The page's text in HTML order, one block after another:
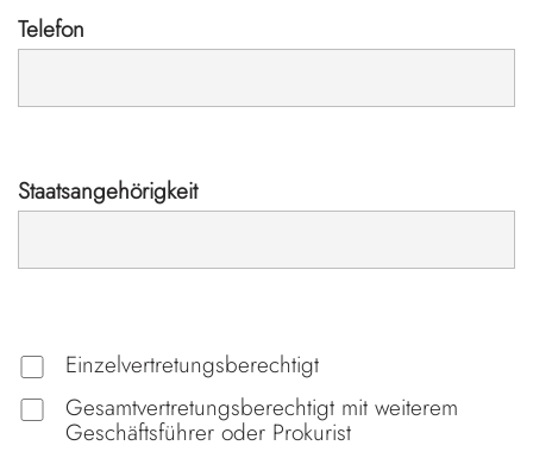
Telefon
Staatsangehörigkeit
Einzelvertretungsberechtigt
Gesamtvertretungsberechtigt mit weiterem
Geschäftsführer oder Prokurist